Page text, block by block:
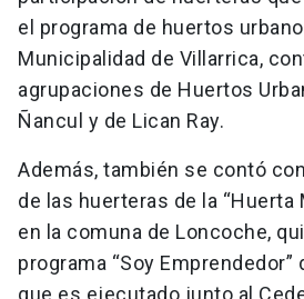
el programa de huertos
Municipalidad de Villarrica,
agrupaciones de Huertos
Ñancul y de Lican Ray.
Además, también se contó
de las huerteras de la “Huerta
en la comuna de Loncoche,
programa “Soy Emprendedor”
que es ejecutado junto al